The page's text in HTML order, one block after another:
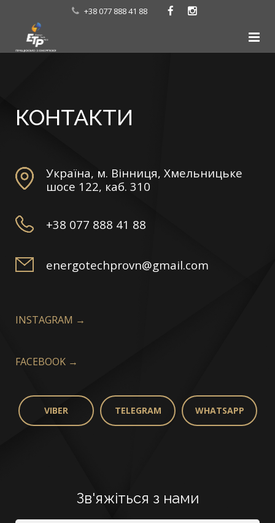
+38 077 888 41 88
Про нас
Контакти
КОНТАКТИ
Україна, м. Вінниця, Хмельницьке
шосе 122, каб. 310
+38 077 888 41 88
energotechprovn@gmail.com
INSTAGRAM →
FACEBOOK →
VIBER TELEGRAM WHATSAPP
Зв'яжіться з нами